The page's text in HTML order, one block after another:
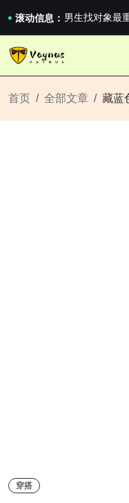
滚动信息： 男生找对象最
2026澳网男单
《巅峰守卫
《巅峰守卫
首页 全部文章 藏蓝
穿搭